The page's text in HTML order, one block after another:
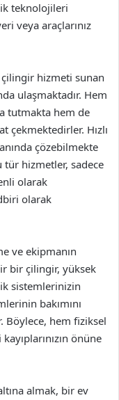
teknolojileri
veya araçlarınız
hizmeti sunan
ulaşmaktadır. Hem
tutmakta hem de
çekmektedirler. Hızlı
çözebilmekte
tür hizmetler, sadece
olarak
olarak
ve ekipmanın
bir çilingir, yüksek
sistemlerinizin
bakımını
Böylece, hem fiziksel
önüne
almak, bir ev